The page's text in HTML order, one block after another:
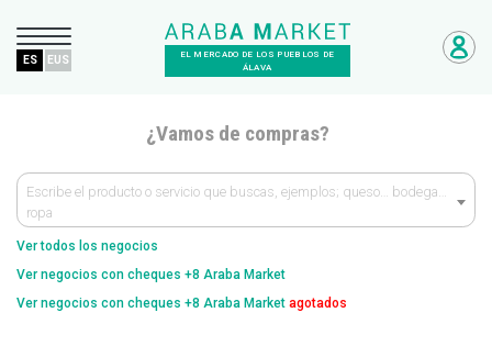
EL MERCADO DE LOS PUEBLOS DE
ÁLAVA
ES EUS
¿Vamos de compras?
Escribe el producto o servicio que buscas, ejemplos; queso… bodega…
ropa
Ver todos los negocios
Ver negocios con cheques +8 Araba Market
Ver negocios con cheques +8 Araba Market agotados